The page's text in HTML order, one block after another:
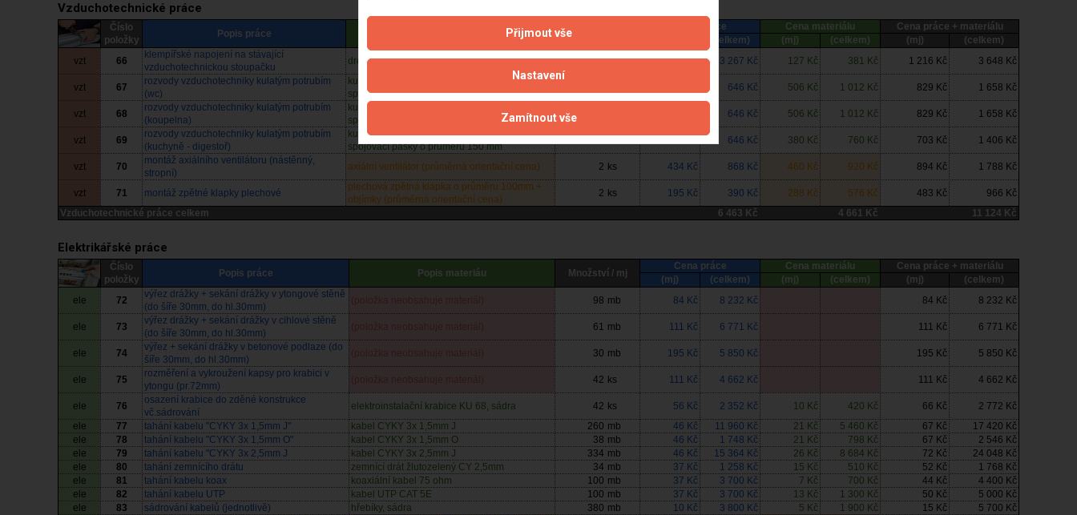
Vzduchotechnické práce
Číslo
položky
Popis práce Množství / mj
Cena práce Cena materiálu
Cena práce + materiálu
(celkem) (mj) (celkem) (mj)
(celkem)
vzt
66
klempířské napojení na stávající
vzduchotechnickou stoupačku
drobný spojovací a těsnící materiál + plech 3 ks 1 089 Kč 3 267 Kč 127 Kč 381 Kč 1 216 Kč 3 648 Kč
vzt 67
rozvody vzduchotechniky kulatým potrubím
(wc)
kulaté potrubí REFAX včetně tvarovek a
spojovací pásky o průměru 100 mm
646 Kč 506 Kč 1 012 Kč 829 Kč 1 658 Kč
vzt 68
rozvody vzduchotechniky kulatým potrubím
(koupelna)
kulaté potrubí REFAX včetně tvarovek a
spojovací pásky o průměru 100 mm
646 Kč 506 Kč 1 012 Kč 829 Kč 1 658 Kč
vzt 69
rozvody vzduchotechniky kulatým potrubím
(kuchyně - digestoř)
kulaté potrubí REFAX včetně tvarovek a
spojovací pásky o průměru 150 mm
646 Kč 380 Kč 760 Kč 703 Kč 1 406 Kč
vzt 70
montáž axiálního ventilátoru (nástěnný,
stropní)
axiální ventilátor (průměrná orientační cena) 2 ks 434 Kč 868 Kč 460 Kč 920 Kč 894 Kč 1 788 Kč
vzt 71 montáž zpětné klapky plechové
plechová zpětná klapka o průměru 100mm +
objímky (průměrná orientační cena)
2 ks 195 Kč 390 Kč 288 Kč 576 Kč 483 Kč
966 Kč
Vzduchotechnické práce celkem
6 463 Kč 4 661 Kč 11 124 Kč
Elektrikářské práce
Číslo
položky
Popis práce Popis materiáu Množství / mj
Cena práce Cena materiálu
Cena práce + materiálu
(mj)
(celkem) (mj) (celkem) (mj)
(celkem)
ele
72
výřez drážky + sekání drážky v ytongové stěně
(do šíře 30mm, do hl.30mm)
98 mb 84 Kč 8 232 Kč 84 Kč 8 232 Kč
ele 73
výřez drážky + sekání drážky v cihlové stěně
(do šíře 30mm, do hl.30mm)
61 mb 111 Kč 6 771 Kč 111 Kč 6 771 Kč
ele 74
výřez + sekání drážky v betonové podlaze (do
šíře 30mm, do hl.30mm)
30 mb 195 Kč 5 850 Kč 195 Kč 5 850 Kč
ele 75
rozměření a vykroužení kapsy pro krabici v
ytongu (pr.72mm)
42 ks 111 Kč 4 662 Kč 111 Kč 4 662 Kč
ele 76
osazení krabice do zděné konstrukce
vč.sádrování
elektroinstalační krabice KU 68, sádra 42 ks 56 Kč 2 352 Kč 10 Kč 420 Kč 66 Kč
2 772 Kč
ele
77 tahání kabelu "CYKY 3x 1,5mm J" kabel CYKY 3x 1,5mm J 260 mb 46 Kč 11 960 Kč 21 Kč 5 460 Kč 67 Kč
17 420 Kč
ele
78 tahání kabelu "CYKY 3x 1,5mm O" kabel CYKY 3x 1,5mm O 38 mb 46 Kč 1 748 Kč 21 Kč 798 Kč 67 Kč
2 546 Kč
ele
79 tahání kabelu "CYKY 3x 2,5mm J kabel CYKY 3x 2,5mm J 334 mb 46 Kč 15 364 Kč 26 Kč 8 684 Kč 72 Kč
24 048 Kč
ele
80 tahání zemnícího drátu zemnící drát žlutozelený CY 2,5mm 34 mb 37 Kč 1 258 Kč 15 Kč 510 Kč 52 Kč
1 768 Kč
ele
81 tahání kabelu koax koaxiální kabel 75 ohm 100 mb 37 Kč 3 700 Kč 7 Kč 700 Kč 44 Kč
4 400 Kč
ele
82 tahání kabelu UTP kabel UTP CAT 5E 100 mb 37 Kč 3 700 Kč 13 Kč 1 300 Kč 50 Kč
5 000 Kč
ele
83 sádrování kabelů (jednotlivě) hřebíky, sádra 380 mb 10 Kč 3 800 Kč 5 Kč 1 900 Kč 15 Kč
5 700 Kč
Přijmout vše
Nastavení
Zamítnout vše